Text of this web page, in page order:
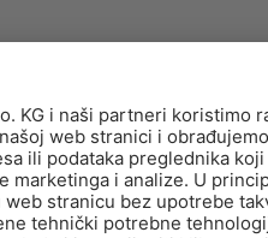
|Zaštiti podataka
LOUIS INTERNET